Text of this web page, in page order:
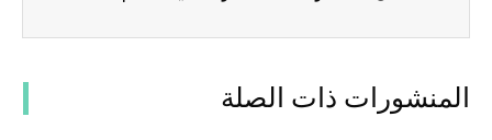
المنشورات ذات الصلة